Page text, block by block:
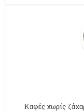
Kαφές χωρίς